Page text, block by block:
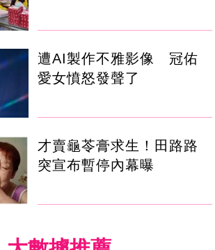
遭AI製作不雅影像 冠佑
愛女憤怒發聲了
才賣龜苓膏求生！田路路
突宣布暫停內幕曝